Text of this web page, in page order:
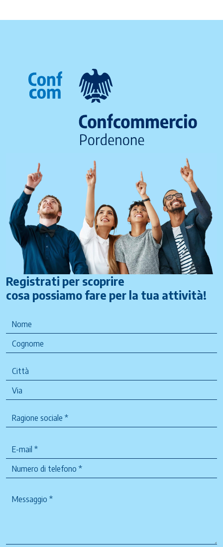
Registrati per scoprire
cosa possiamo fare per la tua attività!